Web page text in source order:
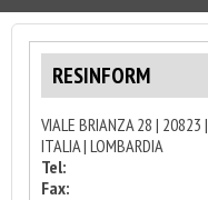
RESINFORM
VIALE BRIANZA 28 | 20823
ITALIA | LOMBARDIA
Tel:
Fax: